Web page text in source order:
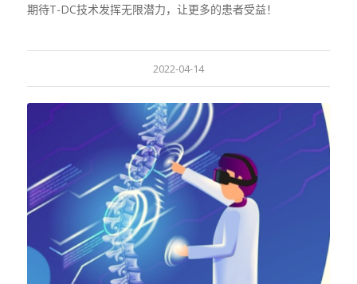
期待T-DC技术发挥无限潜力，让更多的患者受益！
2022-04-14